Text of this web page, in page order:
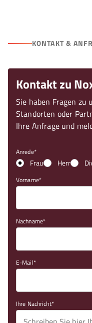
KONTAKT &
Kontakt zu
Sie haben Fragen zu
Standorten oder
Ihre Anfrage und
Anrede
Frau Herr
Vorname
Nachname
E-Mail
Ihre Nachricht